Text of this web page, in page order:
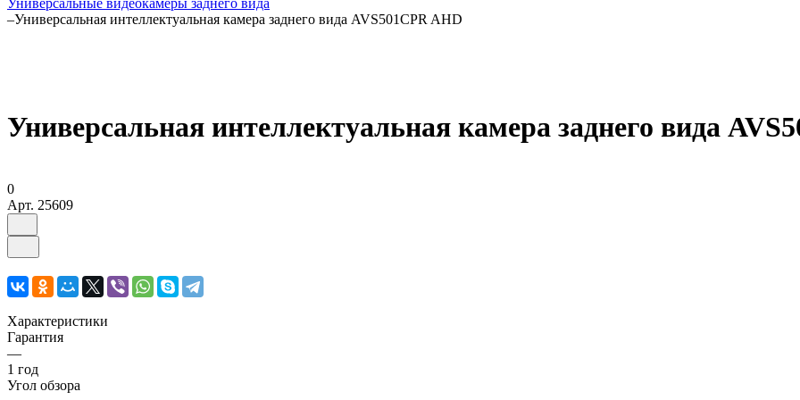
Универсальные видеокамеры заднего вида
–Универсальная интеллектуальная камера заднего вида AVS501CPR AHD
Универсальная интеллектуальная камера заднего вида
0
Арт. 25609
Характеристики
Гарантия
—
1 год
Угол обзора